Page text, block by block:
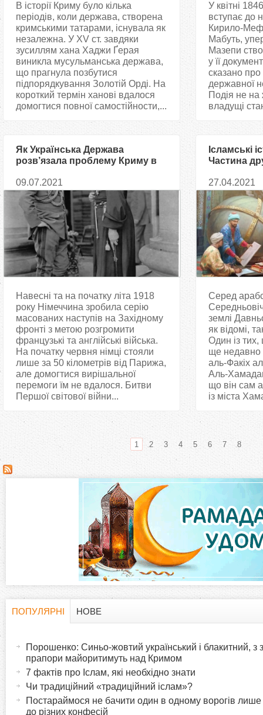
В історії Криму було кілька
періодів, коли держава, створена
кримськими татарами, існувала як
незалежна. У XV ст. завдяки
зусиллям хана Хаджи Ґерая
виникла мусульманська держава,
що прагнула позбутися
підпорядкування Золотій Орді. На
короткий термін ханові вдалося
домогтися повної самостійности,...
У квітні
вступає до
Кирило-
Мабуть,
Мазепи
у її
сказано
державної
Подія не на
владущі
Як Українська Держава
розв’язала проблему Криму в
09.07.2021
Навесні та на початку літа 1918
року Німеччина зробила серію
масованих наступів на Західному
фронті з метою розгромити
французькі та англійські війська.
На початку червня німці стояли
лише за 50 кілометрів від Парижа,
але домогтися вирішальної
перемоги їм не вдалося. Битви
Першої світової війни...
Ісламські
Частина
27.04.2021
Серед
землі
як відомі,
Один із тих,
ще недавно
аль-Факіх
Аль-
що він сам
із міста
С
1 2 3 4 5 6 7 8
ПОПУЛЯРНІ
НОВЕ
Порошенко: Синьо-жовтий український і блакитний, з
прапори майоритимуть над Кримом
7 фактів про Іслам, які необхідно знати
Чи традиційний «традиційний іслам»?
Постараймося не бачити один в одному ворогів лише
до різних конфесій